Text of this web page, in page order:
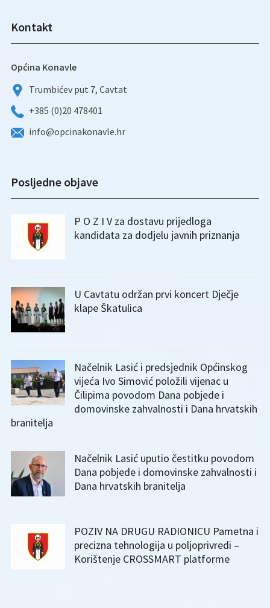
Kontakt
Općina Konavle
Trumbićev put 7, Cavtat
+385 (0)20 478401
info@opcinakonavle.hr
Posljedne objave
P O Z I V za dostavu prijedloga
kandidata za dodjelu javnih priznanja
U Cavtatu održan prvi koncert Dječje
klape Škatulica
Načelnik Lasić i predsjednik Općinskog
vijeća Ivo Simović položili vijenac u
Čilipima povodom Dana pobjede i
domovinske zahvalnosti i Dana hrvatskih
branitelja
Načelnik Lasić uputio čestitku povodom
Dana pobjede i domovinske zahvalnosti i
Dana hrvatskih branitelja
POZIV NA DRUGU RADIONICU Pametna i
precizna tehnologija u poljoprivredi –
Korištenje CROSSMART platforme